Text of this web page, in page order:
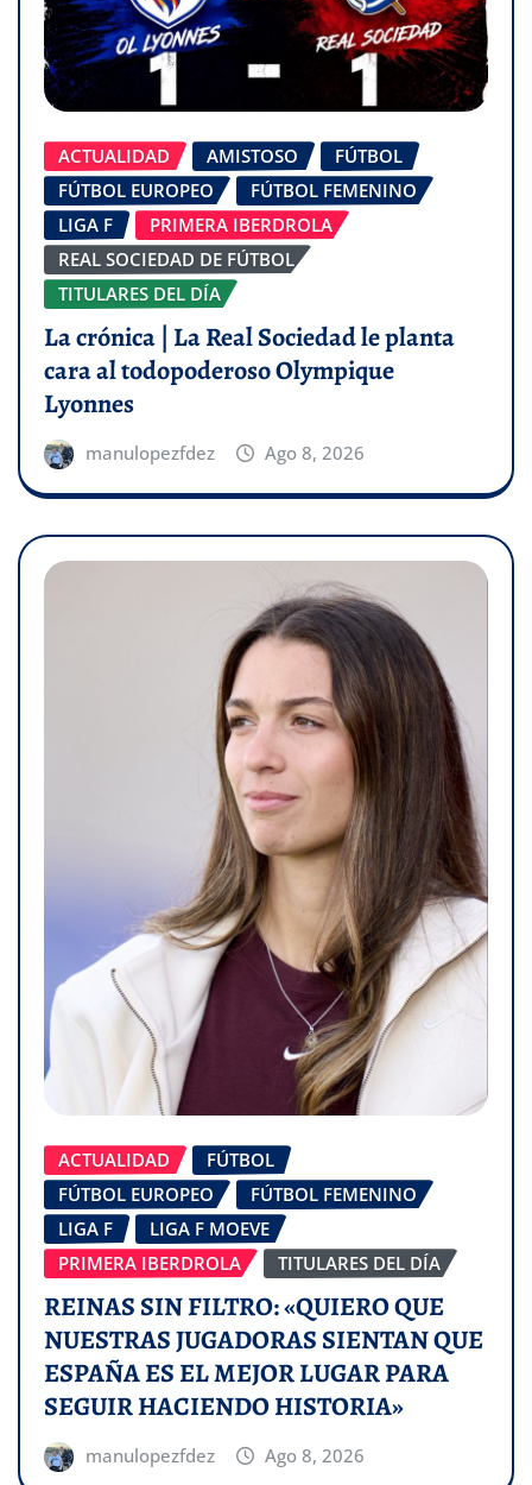
ACTUALIDAD AMISTOSO
FÚTBOL
FÚTBOL EUROPEO
FÚTBOL FEMENINO
LIGA F
PRIMERA IBERDROLA
REAL SOCIEDAD DE FÚTBOL
TITULARES DEL DÍA
La crónica | La Real Sociedad le planta
cara al todopoderoso Olympique
Lyonnes
manulopezfdez Ago 8, 2026
ACTUALIDAD
FÚTBOL
FÚTBOL EUROPEO
FÚTBOL FEMENINO
LIGA F
LIGA F MOEVE
PRIMERA IBERDROLA
TITULARES DEL DÍA
REINAS SIN FILTRO: «QUIERO QUE
NUESTRAS JUGADORAS SIENTAN QUE
ESPAÑA ES EL MEJOR LUGAR PARA
SEGUIR HACIENDO HISTORIA»
manulopezfdez Ago 8, 2026